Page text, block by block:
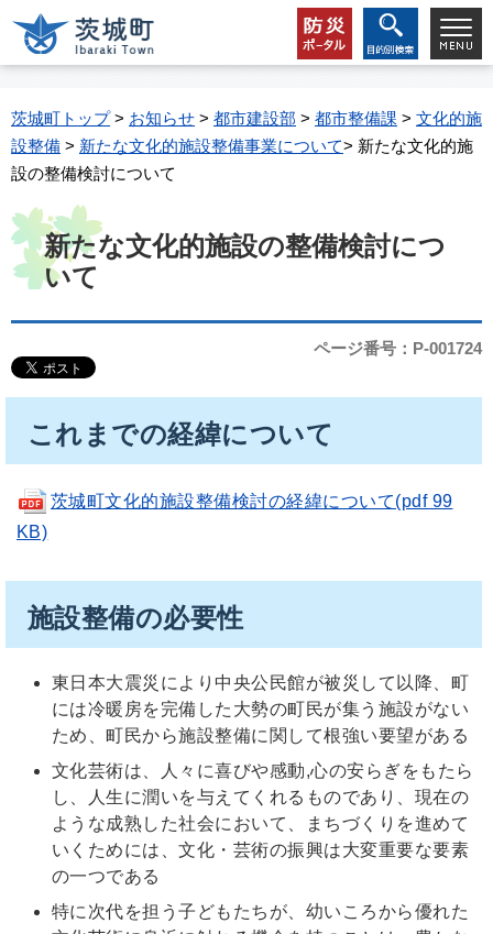
茨城町トップ> お知らせ > 都市建設部 > 都市整備課 > 文化的施
設整備 > 新たな文化的施設整備事業について> 新たな文化的施
設の整備検討について
新たな文化的施設の整備検討につ
いて
ページ番号：P-001724
これまでの経緯について
茨城町文化的施設整備検討の経緯について(pdf 99
KB)
施設整備の必要性
東日本大震災により中央公民館が被災して以降、町
には冷暖房を完備した大勢の町民が集う施設がない
ため、町民から施設整備に関して根強い要望がある
文化芸術は、人々に喜びや感動,心の安らぎをもたら
し、人生に潤いを与えてくれるものであり、現在の
ような成熟した社会において、まちづくりを進めて
いくためには、文化・芸術の振興は大変重要な要素
の一つである
特に次代を担う子どもたちが、幼いころから優れた